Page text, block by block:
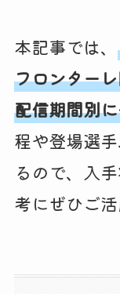
本記事では、
フロンター
配信期間別
程や登場選
るので、入
考にぜひご活